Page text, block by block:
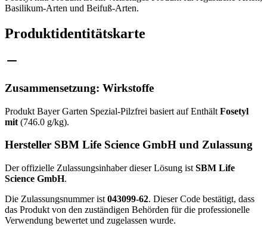
Basilikum-Arten und Beifuß-Arten.
Produktidentitätskarte
Zusammensetzung: Wirkstoffe
Produkt Bayer Garten Spezial-Pilzfrei basiert auf Enthält Fosetyl
mit (746.0 g/kg).
Hersteller SBM Life Science GmbH und Zulassung
Der offizielle Zulassungsinhaber dieser Lösung ist SBM Life
Science GmbH.
Die Zulassungsnummer ist 043099-62. Dieser Code bestätigt, dass
das Produkt von den zuständigen Behörden für die professionelle
Verwendung bewertet und zugelassen wurde.